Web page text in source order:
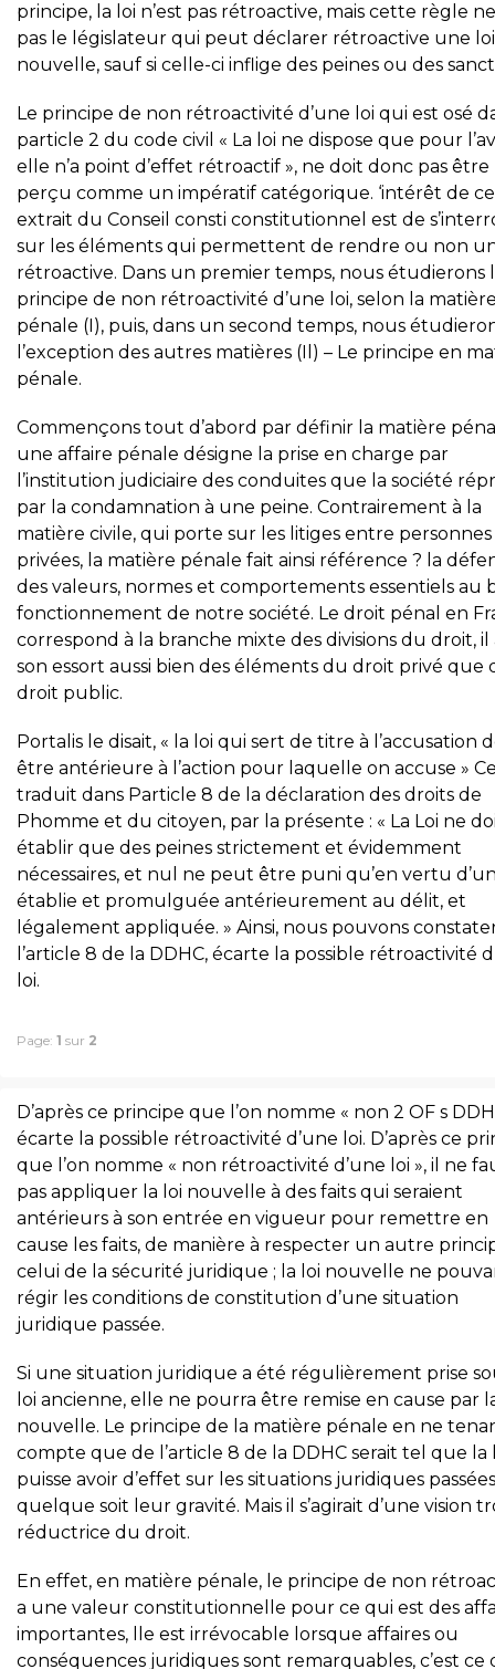
principe, la loi n’est pas rétroactive, mais cette règle
pas le législateur qui peut déclarer rétroactive une loi
nouvelle, sauf si celle-ci inflige des peines ou des
Le principe de non rétroactivité d’une loi qui est osé
particle 2 du code civil « La loi ne dispose que pour
elle n’a point d’effet rétroactif », ne doit donc pas être
perçu comme un impératif catégorique. ‘intérêt de
extrait du Conseil consti constitutionnel est de
sur les éléments qui permettent de rendre ou non
rétroactive. Dans un premier temps, nous étudierons
principe de non rétroactivité d’une loi, selon la
pénale (I), puis, dans un second temps, nous
l’exception des autres matières (Il) – Le principe en
pénale.
Commençons tout d’abord par définir la matière
une affaire pénale désigne la prise en charge par
l’institution judiciaire des conduites que la société
par la condamnation à une peine. Contrairement à la
matière civile, qui porte sur les litiges entre personnes
privées, la matière pénale fait ainsi référence ? la
des valeurs, normes et comportements essentiels au
fonctionnement de notre société. Le droit pénal en
correspond à la branche mixte des divisions du droit, il
son essort aussi bien des éléments du droit privé que
droit public.
Portalis le disait, « la loi qui sert de titre à l’accusation
être antérieure à l’action pour laquelle on accuse »
traduit dans Particle 8 de la déclaration des droits de
Phomme et du citoyen, par la présente : « La Loi ne
établir que des peines strictement et évidemment
nécessaires, et nul ne peut être puni qu’en vertu
établie et promulguée antérieurement au délit, et
légalement appliquée. » Ainsi, nous pouvons
l’article 8 de la DDHC, écarte la possible rétroactivité
loi.
Page: 1 sur 2
D’après ce principe que l’on nomme « non 2 OF s
écarte la possible rétroactivité d’une loi. D’après ce
que l’on nomme « non rétroactivité d’une loi », il ne
pas appliquer la loi nouvelle à des faits qui seraient
antérieurs à son entrée en vigueur pour remettre en
cause les faits, de manière à respecter un autre
celui de la sécurité juridique ; la loi nouvelle ne
régir les conditions de constitution d’une situation
juridique passée.
Si une situation juridique a été régulièrement prise
loi ancienne, elle ne pourra être remise en cause par
nouvelle. Le principe de la matière pénale en ne
compte que de l’article 8 de la DDHC serait tel que la
puisse avoir d’effet sur les situations juridiques passées
quelque soit leur gravité. Mais il s’agirait d’une vision
réductrice du droit.
En effet, en matière pénale, le principe de non
a une valeur constitutionnelle pour ce qui est des
importantes, lle est irrévocable lorsque affaires ou
conséquences juridiques sont remarquables, c’est ce